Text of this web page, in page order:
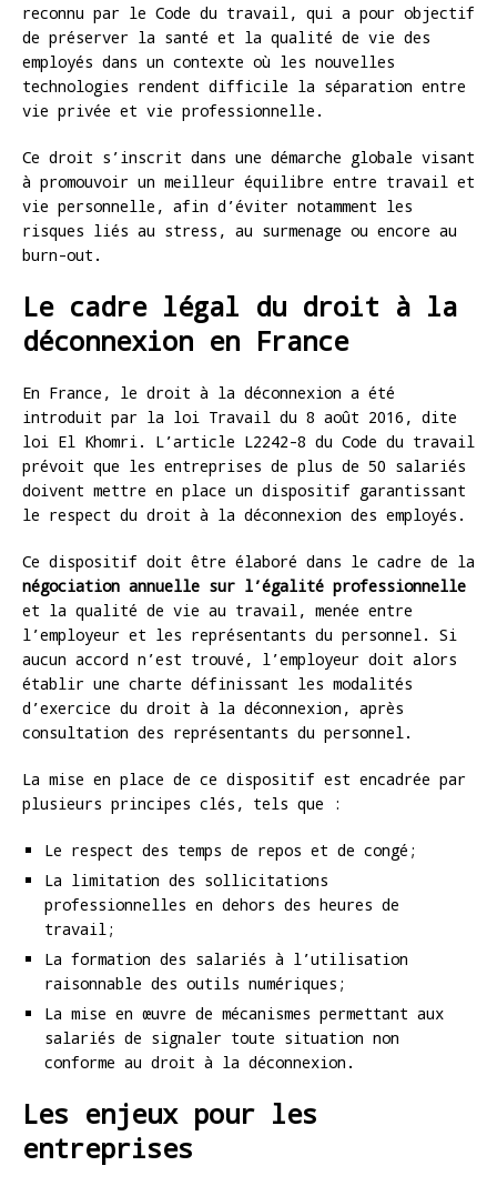
reconnu par le Code du travail, qui a pour objectif
de préserver la santé et la qualité de vie des
employés dans un contexte où les nouvelles
technologies rendent difficile la séparation entre
vie privée et vie professionnelle.
Ce droit s’inscrit dans une démarche globale visant
à promouvoir un meilleur équilibre entre travail et
vie personnelle, afin d’éviter notamment les
risques liés au stress, au surmenage ou encore au
burn-out.
Le cadre légal du droit à la
déconnexion en France
En France, le droit à la déconnexion a été
introduit par la loi Travail du 8 août 2016, dite
loi El Khomri. L’article L2242-8 du Code du travail
prévoit que les entreprises de plus de 50 salariés
doivent mettre en place un dispositif garantissant
le respect du droit à la déconnexion des employés.
Ce dispositif doit être élaboré dans le cadre de la
négociation annuelle sur l’égalité professionnelle
et la qualité de vie au travail, menée entre
l’employeur et les représentants du personnel. Si
aucun accord n’est trouvé, l’employeur doit alors
établir une charte définissant les modalités
d’exercice du droit à la déconnexion, après
consultation des représentants du personnel.
La mise en place de ce dispositif est encadrée par
plusieurs principes clés, tels que :
Le respect des temps de repos et de congé;
La limitation des sollicitations
professionnelles en dehors des heures de
travail;
La formation des salariés à l’utilisation
raisonnable des outils numériques;
La mise en œuvre de mécanismes permettant aux
salariés de signaler toute situation non
conforme au droit à la déconnexion.
Les enjeux pour les
entreprises